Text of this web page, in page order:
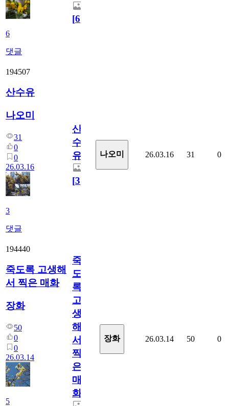
6
댓글
[6]
194507
산수유
나오미
31
0
0
26.03.16
3
댓글
산
수
유
[3]
나오미 26.03.16 31 0
194440
죽도록 고생해
서 찍은 매화
장화
50
0
0
26.03.14
5
죽
도
록
고
생
해
서
찍
은
매
화
장화 26.03.14 50 0